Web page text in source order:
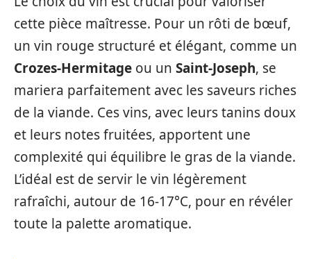
cette pièce maîtresse. Pour un rôti de bœuf,
un vin rouge structuré et élégant, comme un
Crozes-Hermitage ou un Saint-Joseph, se
mariera parfaitement avec les saveurs riches
de la viande. Ces vins, avec leurs tanins doux
et leurs notes fruitées, apportent une
complexité qui équilibre le gras de la viande.
L’idéal est de servir le vin légèrement
rafraîchi, autour de 16-17°C, pour en révéler
toute la palette aromatique.